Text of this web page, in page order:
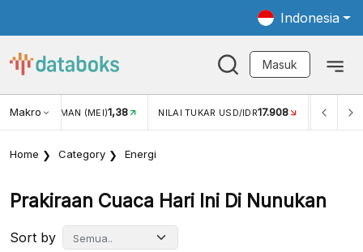
Indonesia
Masuk
MakroWISMAN (MEI)1,38 NILAI TUKAR USD/IDR17.908 INFLASI
Home Category Energi
Prakiraan Cuaca Hari Ini Di Nunukan
Sort by